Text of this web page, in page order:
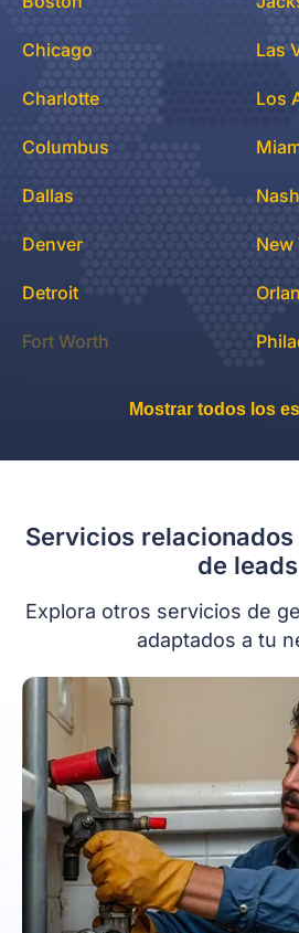
Chicago
Charlotte
Columbus
Dallas
Denver
Detroit
Fort Worth
Las
Los
New
Mostrar todos los
Servicios
de leads
Explora otros servicios de
adaptados a tu